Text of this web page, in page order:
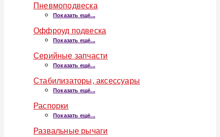
Пневмоподвеска
Показать ещё...
Оффроуд подвеска
Показать ещё...
Серийные запчасти
Показать ещё...
Стабилизаторы, аксессуары
Показать ещё...
Распорки
Показать ещё...
Развальные рычаги